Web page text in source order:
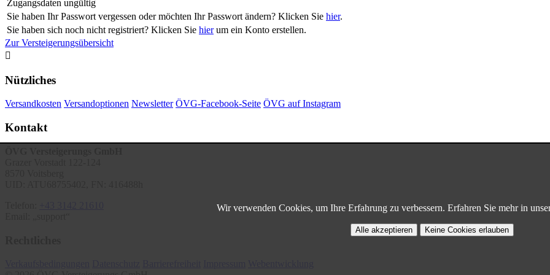
Wir verwenden Cookies, um Ihre Erfahrung zu verbessern. Erfahren Sie mehr in
Alle akzeptieren Keine Cookies erlauben
Zugangsdaten ungültig
Sie haben Ihr Passwort vergessen oder möchten Ihr Passwort ändern? Klicken Sie hier.
Sie haben sich noch nicht registriert? Klicken Sie hierum ein Konto erstellen.
Zur Versteigerungsübersicht

Nützliches
Versandkosten Versandoptionen Newsletter ÖVG-Facebook-Seite ÖVG auf Instagram
Kontakt